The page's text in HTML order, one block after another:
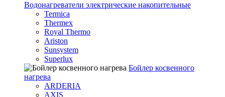
Водонагреватели электрические накопительные
Termica
Thermex
Royal Thermo
Ariston
Sunsystem
Superlux
Бойлер косвенного
нагрева
ARDERIA
AXIS